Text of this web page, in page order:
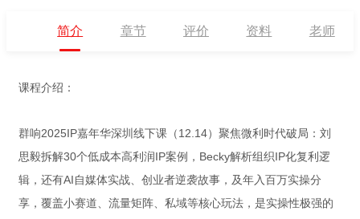
简介 章节 评价 资料 老师
课程介绍：
群响2025IP嘉年华深圳线下课（12.14）聚焦微利时代破局：刘
思毅拆解30个低成本高利润IP案例，Becky解析组织IP化复利逻
辑，还有AI自媒体实战、创业者逆袭故事，及年入百万实操分
享，覆盖小赛道、流量矩阵、私域等核心玩法，是实操性极强的